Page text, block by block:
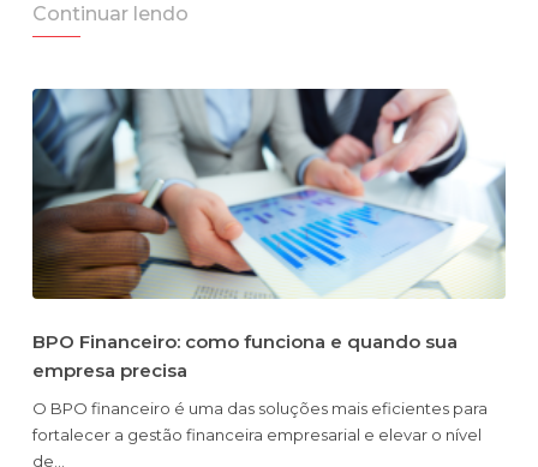
Continuar lendo
BPO Financeiro: como funciona e quando sua
empresa precisa
O BPO financeiro é uma das soluções mais eficientes para
fortalecer a gestão financeira empresarial e elevar o nível
de…